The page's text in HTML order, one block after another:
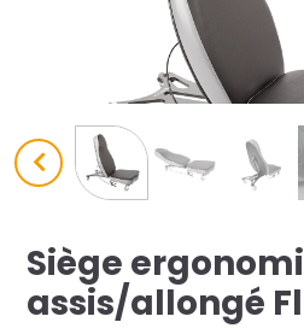
Azergo
Siège
assis/allongé